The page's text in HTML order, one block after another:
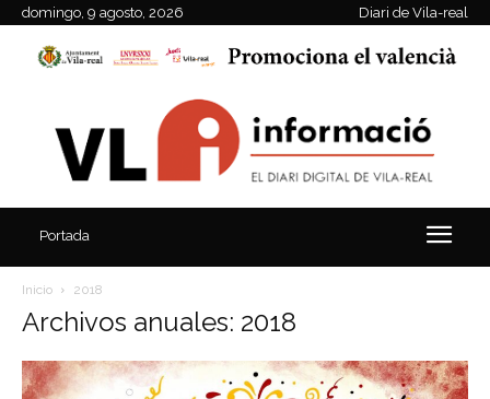
domingo, 9 agosto, 2026 Diari de Vila-real
Portada
Inicio 2018
Archivos anuales: 2018